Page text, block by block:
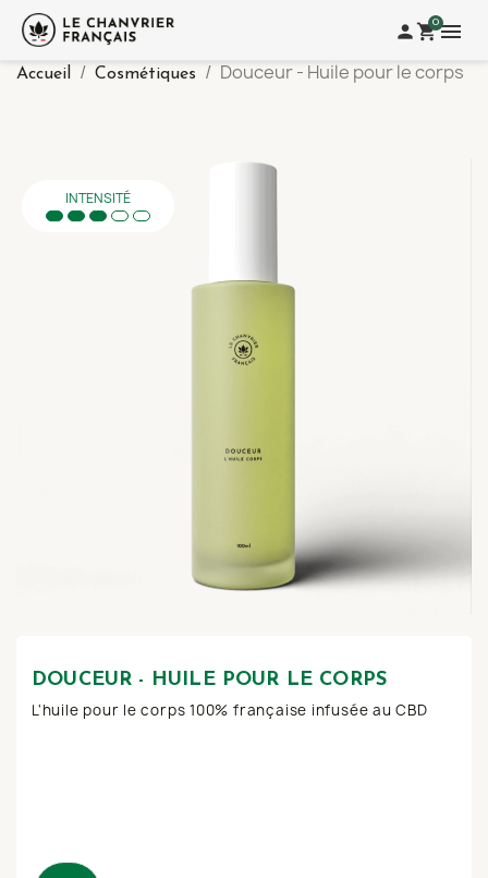
personshopping_cart0menu
Accueil Cosmétiques Douceur - Huile pour le corps
INTENSITÉ
DOUCEUR - HUILE POUR LE CORPS
L'huile pour le corps 100% française infusée au CBD